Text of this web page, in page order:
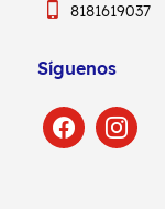
8181619037
Síguenos